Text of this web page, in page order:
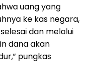
uang yang
ke kas negara,
dan melalui
dana akan
pungkas